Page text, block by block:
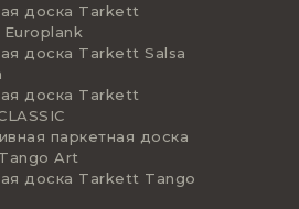
доска Tarkett
доска Tarkett Salsa
доска Tarkett
паркетная доска
Art
доска Tarkett Tango